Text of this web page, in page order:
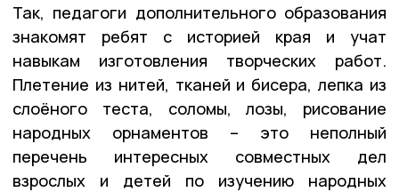
Так, педагоги дополнительного образования
знакомят ребят с историей края и учат
навыкам изготовления творческих работ.
Плетение из нитей, тканей и бисера, лепка из
слоёного теста, соломы, лозы, рисование
народных орнаментов – это неполный
перечень интересных совместных дел
взрослых и детей по изучению народных